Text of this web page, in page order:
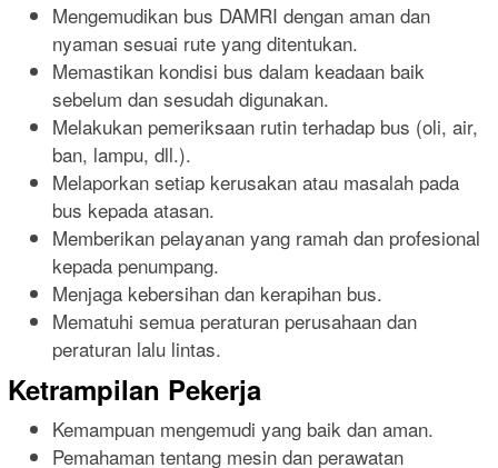
Mengemudikan bus DAMRI dengan aman dan
nyaman sesuai rute yang ditentukan.
Memastikan kondisi bus dalam keadaan baik
sebelum dan sesudah digunakan.
Melakukan pemeriksaan rutin terhadap bus (oli, air,
ban, lampu, dll.).
Melaporkan setiap kerusakan atau masalah pada
bus kepada atasan.
Memberikan pelayanan yang ramah dan profesional
kepada penumpang.
Menjaga kebersihan dan kerapihan bus.
Mematuhi semua peraturan perusahaan dan
peraturan lalu lintas.
Ketrampilan Pekerja
Kemampuan mengemudi yang baik dan aman.
Pemahaman tentang mesin dan perawatan